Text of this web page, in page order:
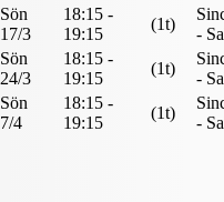
Sön
17/3
18:15 -
19:15
(1t)
-
Sön
24/3
18:15 -
19:15
(1t)
-
Sön
7/4
18:15 -
19:15
(1t)
-